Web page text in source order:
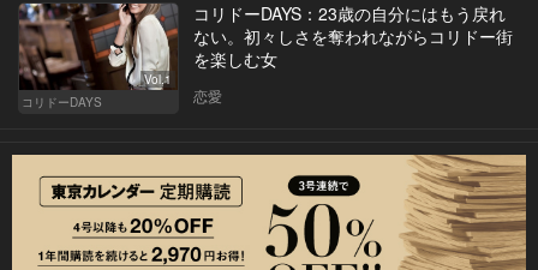
Vol.1
コリドーDAYS
コリドーDAYS：23歳の自分にはもう戻れ
ない。初々しさを奪われながらコリドー街
を楽しむ女
恋愛